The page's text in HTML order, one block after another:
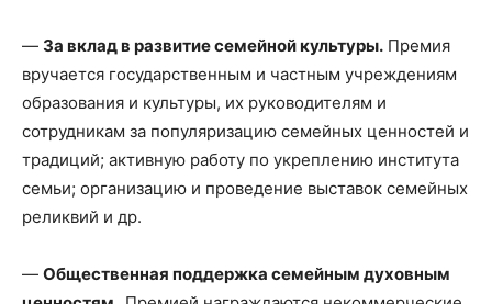
— За вклад в развитие семейной культуры. Премия
вручается государственным и частным учреждениям
образования и культуры, их руководителям и
сотрудникам за популяризацию семейных ценностей и
традиций; активную работу по укреплению института
семьи; организацию и проведение выставок семейных
реликвий и др.
— Общественная поддержка семейным духовным